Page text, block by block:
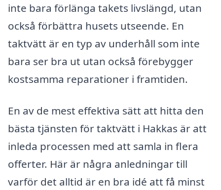
inte bara förlänga takets livslängd, utan
också förbättra husets utseende. En
taktvätt är en typ av underhåll som inte
bara ser bra ut utan också förebygger
kostsamma reparationer i framtiden.
En av de mest effektiva sätt att hitta den
bästa tjänsten för taktvätt i Hakkas är att
inleda processen med att samla in flera
offerter. Här är några anledningar till
varför det alltid är en bra idé att få minst